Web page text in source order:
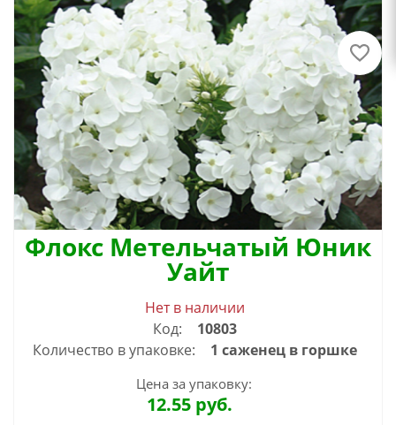
Флокс Метельчатый Юник
Уайт
Нет в наличии
Код:
10803
Количество в упаковке:
1 саженец в горшке
Цена за упаковку:
12.55руб.